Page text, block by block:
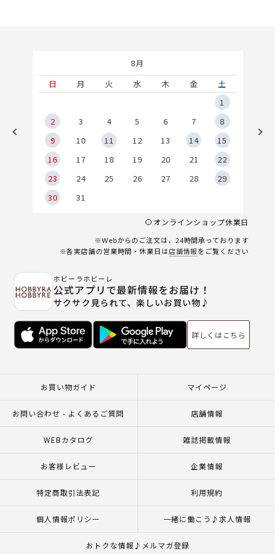
8月
日
月 火 水 木 金
土
1
2
3 4 5 6 7
8
9
10 11 12 13 14
15
16
17 18 19 20 21
22
23
24 25 26 27 28
29
30
31
オンラインショップ休業日
※Webからのご注文は、24時間承っております
※各実店舗の営業時間・休業日は店舗情報をご覧ください
ホビーラホビーレ
公式アプリで最新情報をお届け！
サクサク見られて、楽しいお買い物♪
詳しくはこちら
お買い物ガイド マイページ
お問い合わせ - よくあるご質問 店舗情報
WEBカタログ 雑誌掲載情報
お客様レビュー 企業情報
特定商取引法表記 利用規約
個人情報ポリシー 一緒に働こう♪求人情報
おトクな情報♪メルマガ登録